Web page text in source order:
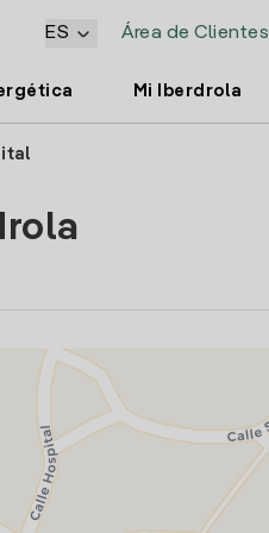
Área de Clientes
ES
Mi Iberdrola